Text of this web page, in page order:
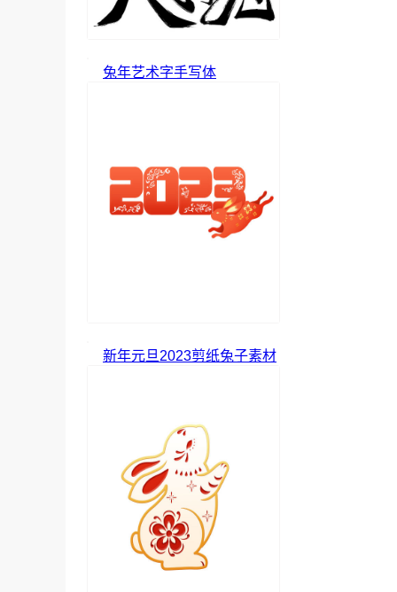
兔年艺术字手写体
新年元旦2023剪纸兔子素材